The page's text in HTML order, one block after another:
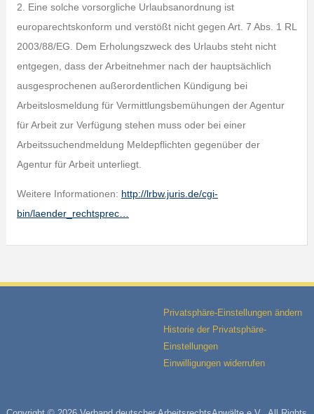
2. Eine solche vorsorgliche Urlaubsanordnung ist
europarechtskonform und verstößt nicht gegen Art. 7 Abs. 1 RL
2003/88/EG. Dem Erholungszweck des Urlaubs steht nicht
entgegen, dass der Arbeitnehmer nach der hauptsächlich
ausgesprochenen außerordentlichen Kündigung bei
Arbeitslosmeldung für Vermittlungsbemühungen der Agentur
für Arbeit zur Verfügung stehen muss oder bei einer
Arbeitssuchendmeldung Meldepflichten gegenüber der
Agentur für Arbeit unterliegt.
Weitere Informationen: http://lrbw.juris.de/cgi-
bin/laender_rechtsprec…
Privatsphäre-Einstellungen ändern
Historie der Privatsphäre-
Einstellungen
Einwilligungen widerrufen